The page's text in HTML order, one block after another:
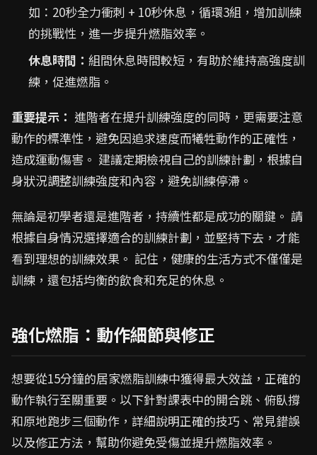
如：20秒全力衝刺 + 10秒休息，循環3組，增加訓練
的挑戰性，進一步提升燃脂效率。
休息時間： 組間休息時間較短，有助於維持高強度訓
練，促進燃脂。
重要提示： 進階者在提升訓練強度的同時，更需要注意
動作的標準性，避免因追求速度而犧牲動作的正確性，
造成運動傷害。 建議定期檢視自己的訓練計劃，根據自
身狀況調整訓練強度和內容，避免訓練停滯。
無論是初學者還是進階者，持續性都是成功的關鍵。 請
根據自身情況選擇適合的訓練計劃，並堅持下去，才能
看到理想的訓練效果。 記住，健康的生活方式不僅僅是
訓練，還包括均衡的飲食和充足的休息。
強化燃脂：動作細節與修正
想要從15分鐘的居家燃脂訓練中獲得最大效益，正確的
動作執行至關重要。以下針對課表中的開合跳、俯臥撐
和原地跑步三個動作，詳細說明正確的技巧、常見錯誤
以及修正方法，幫助你避免受傷並提升燃脂效率。